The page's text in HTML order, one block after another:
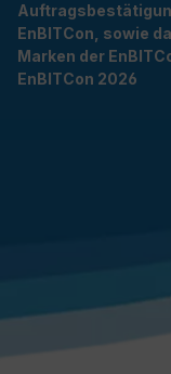
EnBITCon, sowie
Marken der
EnBITCon 2026